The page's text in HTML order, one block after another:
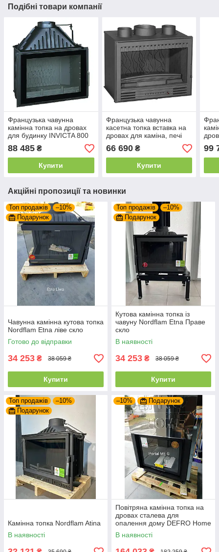
Подібні товари компанії
Французька чавунна
камінна топка на дровах
для будинку INVICTA 800
Grande Angle подвійний
допал, з шибером
88 485 ₴
Купити
Французька чавунна
касетна топка вставка на
дровах для каміна, печі
INVICTA 600 Insert GV
TURBO з шибером
66 690₴
Купити
99
Акційні пропозиції та новинки
Топ продажів
–10%
Подарунок
Чавунна камінна кутова топка
Nordflam Etna ліве скло
Готово до відправки
34 253 ₴ 38 059 ₴
Купити
Топ продажів
–10%
Подарунок
Кутова камінна топка із
чавуну Nordflam Etna Праве
скло
В наявності
34 253 ₴ 38 059 ₴
Купити
Топ продажів
–10%
Подарунок
Камінна топка Nordflam Atina
В наявності
–10% Подарунок
Повітряна камінна топка на
дровах сталева для
опалення дому DEFRO Home
PORTAL ME G з підйомними
дверцятами
В наявності